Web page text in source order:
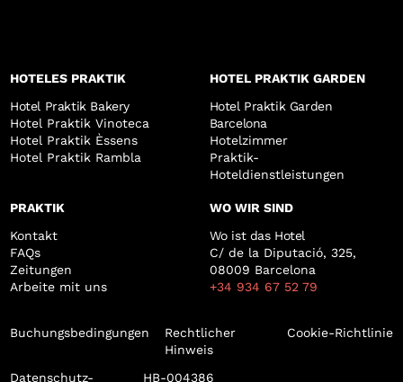
HOTELES PRAKTIK
Hotel Praktik Bakery
Hotel Praktik Vinoteca
Hotel Praktik Èssens
Hotel Praktik Rambla
HOTEL PRAKTIK GARDEN
Hotel Praktik Garden
Barcelona
Hotelzimmer
Praktik-
Hoteldienstleistungen
PRAKTIK
Kontakt
FAQs
Zeitungen
Arbeite mit uns
WO WIR SIND
Wo ist das Hotel
C/ de la Diputació, 325,
08009 Barcelona
+34 934 67 52 79
Buchungsbedingungen
Rechtlicher
Hinweis
Cookie-Richtlinie
Datenschutz- HB-004386